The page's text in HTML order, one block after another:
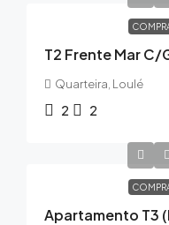
T2 Frente Mar
Quarteira, Loulé
2 2
Apartamento T3